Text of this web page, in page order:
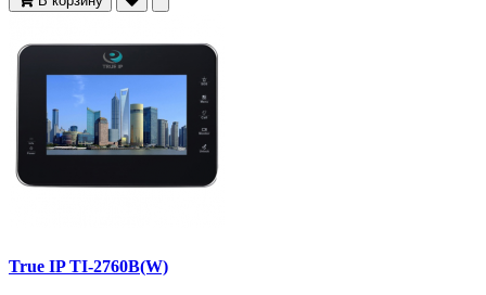
True IP TI-2760B(W)